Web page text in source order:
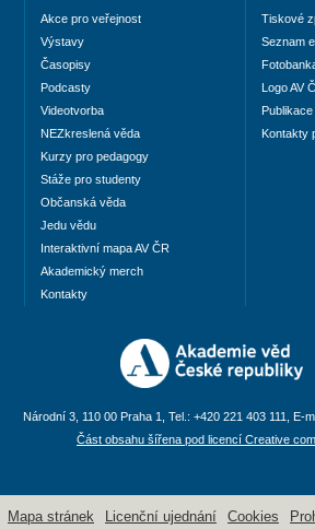
Akce pro veřejnost
Výstavy
Časopisy
Podcasty
Videotvorba
NEZkreslená věda
Kurzy pro pedagogy
Stáže pro studenty
Občanská věda
Jedu vědu
Interaktivní mapa AV ČR
Akademický merch
Kontakty
Tiskové
Seznam
Logo AV
Kontakty
Národní 3, 110 00 Praha 1, Tel.: +420 221 403 111, E-
Část obsahu šířena pod licencí Creative
Mapa stránek Licenční ujednání Cookies